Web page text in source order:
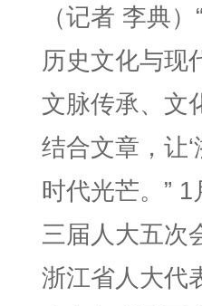
（记者 李典
历史文化与现
文脉传承、文
结合文章，让
时代光芒。”
三届人大五次
浙江省人大代